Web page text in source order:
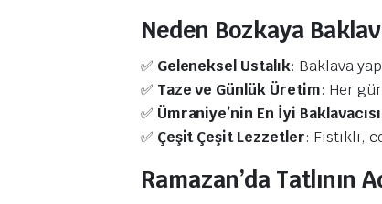
Neden Bozkaya
✅ Geleneksel Ustalık: Baklava
✅ Taze ve Günlük Üretim: Her
✅ Ümraniye’nin En İyi Baklavacısı
✅ Çeşit Çeşit Lezzetler: Fıstıklı,
Ramazan’da